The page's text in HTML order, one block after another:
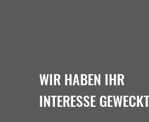
WIR HABEN IHR
INTERESSE